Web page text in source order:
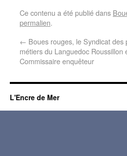
Ce contenu a été publié dans
permalien.
← Boues rouges, le Syndicat des
métiers du Languedoc Roussillon
Commissaire enquêteur
L'Encre de Mer